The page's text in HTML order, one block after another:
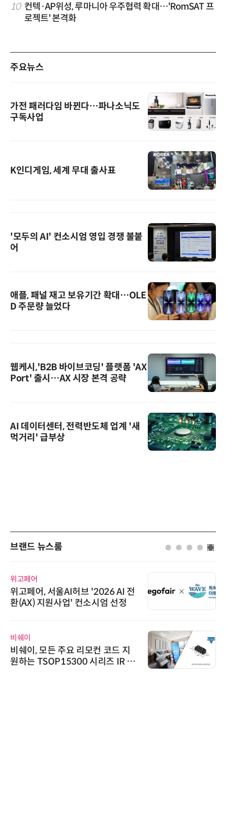
10 컨텍·AP위성, 루마니아 우주협력 확대…'RomSAT 프
로젝트' 본격화
주요뉴스
가전 패러다임 바뀐다…파나소닉도
구독사업
K인디게임, 세계 무대 출사표
'모두의 AI' 컨소시엄 영입 경쟁 불붙
어
애플, 패널 재고 보유기간 확대…OLE
D 주문량 늘었다
웹케시,'B2B 바이브코딩' 플랫폼 'AX
Port' 출시…AX 시장 본격 공략
AI 데이터센터, 전력반도체 업계 '새
먹거리' 급부상
브랜드 뉴스룸
위고페어
위고페어, 서울AI허브 '2026 AI 전
환(AX) 지원사업' 컨소시엄 선정
비쉐이
비쉐이, 모든 주요 리모컨 코드 지
원하는 TSOP15300 시리즈 IR 수